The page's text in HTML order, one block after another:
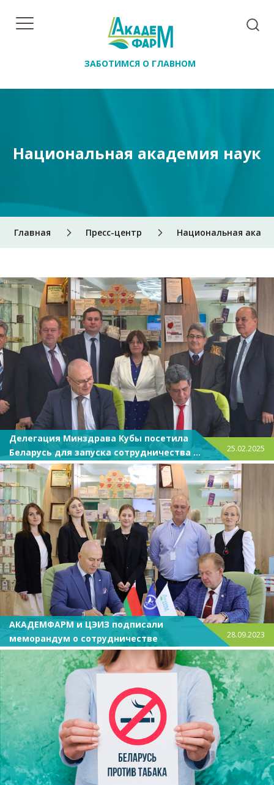
ЗАБОТИМСЯ О ГЛАВНОМ
Главная Пресс-центр Национальная
Национальная академия наук
Делегация Минздрава Кубы посетила
Беларусь для запуска сотрудничества в
фармацевтической сфере
25.02.2025
АКАДЕМФАРМ и ЦЭИЗ подписали
меморандум о сотрудничестве
28.09.2023